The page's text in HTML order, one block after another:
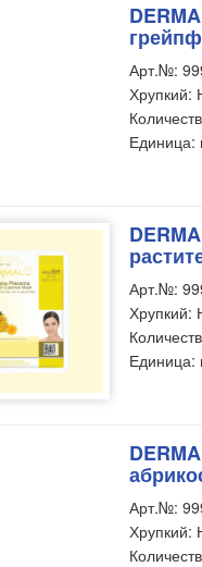
Арт.№:
Хрупкий:
Единица:
Арт.№:
Хрупкий:
Единица:
Арт.№:
Хрупкий: